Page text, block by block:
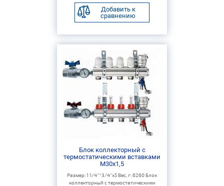
Добавить к
сравнению
Блок коллекторный с
термостатическими вставками
M30x1,5
Размер: 1 1/4"*3/4"х5 Вес, г: 6260 Блок
коллекторный с термостатическими